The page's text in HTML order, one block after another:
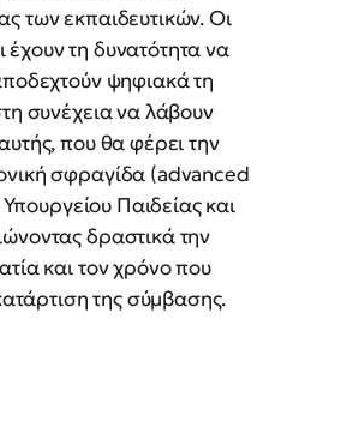
των εκπαιδευτικών. Οι
τη δυνατότητα να
ψηφιακά τη
συνέχεια να λάβουν
που θα φέρει την
σφραγίδα (advanced
Παιδείας και
δραστικά την
και τον χρόνο που
της σύμβασης.